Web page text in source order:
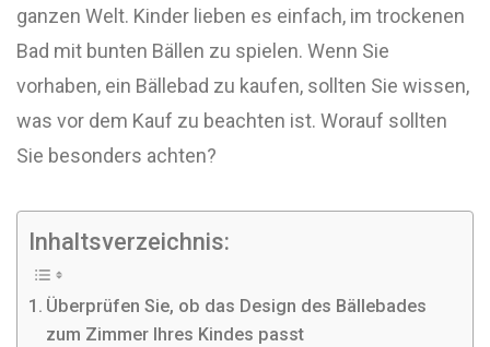
ganzen Welt. Kinder lieben es einfach, im trockenen
Bad mit bunten Bällen zu spielen. Wenn Sie
vorhaben, ein Bällebad zu kaufen, sollten Sie wissen,
was vor dem Kauf zu beachten ist. Worauf sollten
Sie besonders achten?
Inhaltsverzeichnis:
Überprüfen Sie, ob das Design des Bällebades
zum Zimmer Ihres Kindes passt